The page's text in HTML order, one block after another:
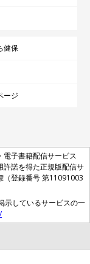
健保
ージ
電子書籍配信サービス
許諾を得た正規版配信サ
（登録番号 第11091003
示しているサービスの一